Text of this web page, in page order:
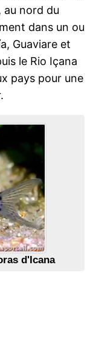
au nord du
dans un ou
Guaviare et
le Rio Içana
pays pour une
d'Icana